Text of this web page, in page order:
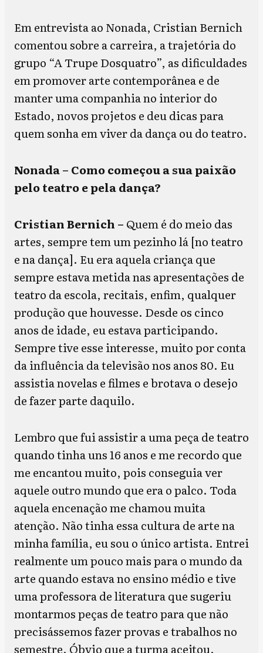
Em entrevista ao Nonada, Cristian Bernich
comentou sobre a carreira, a trajetória do
grupo “A Trupe Dosquatro”, as dificuldades
em promover arte contemporânea e de
manter uma companhia no interior do
Estado, novos projetos e deu dicas para
quem sonha em viver da dança ou do teatro.
Nonada – Como começou a sua paixão
pelo teatro e pela dança?
Cristian Bernich – Quem é do meio das
artes, sempre tem um pezinho lá [no teatro
e na dança]. Eu era aquela criança que
sempre estava metida nas apresentações de
teatro da escola, recitais, enfim, qualquer
produção que houvesse. Desde os cinco
anos de idade, eu estava participando.
Sempre tive esse interesse, muito por conta
da influência da televisão nos anos 80. Eu
assistia novelas e filmes e brotava o desejo
de fazer parte daquilo.
Lembro que fui assistir a uma peça de teatro
quando tinha uns 16 anos e me recordo que
me encantou muito, pois conseguia ver
aquele outro mundo que era o palco. Toda
aquela encenação me chamou muita
atenção. Não tinha essa cultura de arte na
minha família, eu sou o único artista. Entrei
realmente um pouco mais para o mundo da
arte quando estava no ensino médio e tive
uma professora de literatura que sugeriu
montarmos peças de teatro para que não
precisássemos fazer provas e trabalhos no
semestre. Óbvio que a turma aceitou.